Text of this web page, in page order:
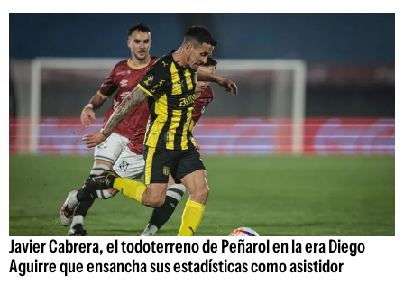
Javier Cabrera, el todoterreno de Peñarol en la era Diego
Aguirre que ensancha sus estadísticas como asistidor